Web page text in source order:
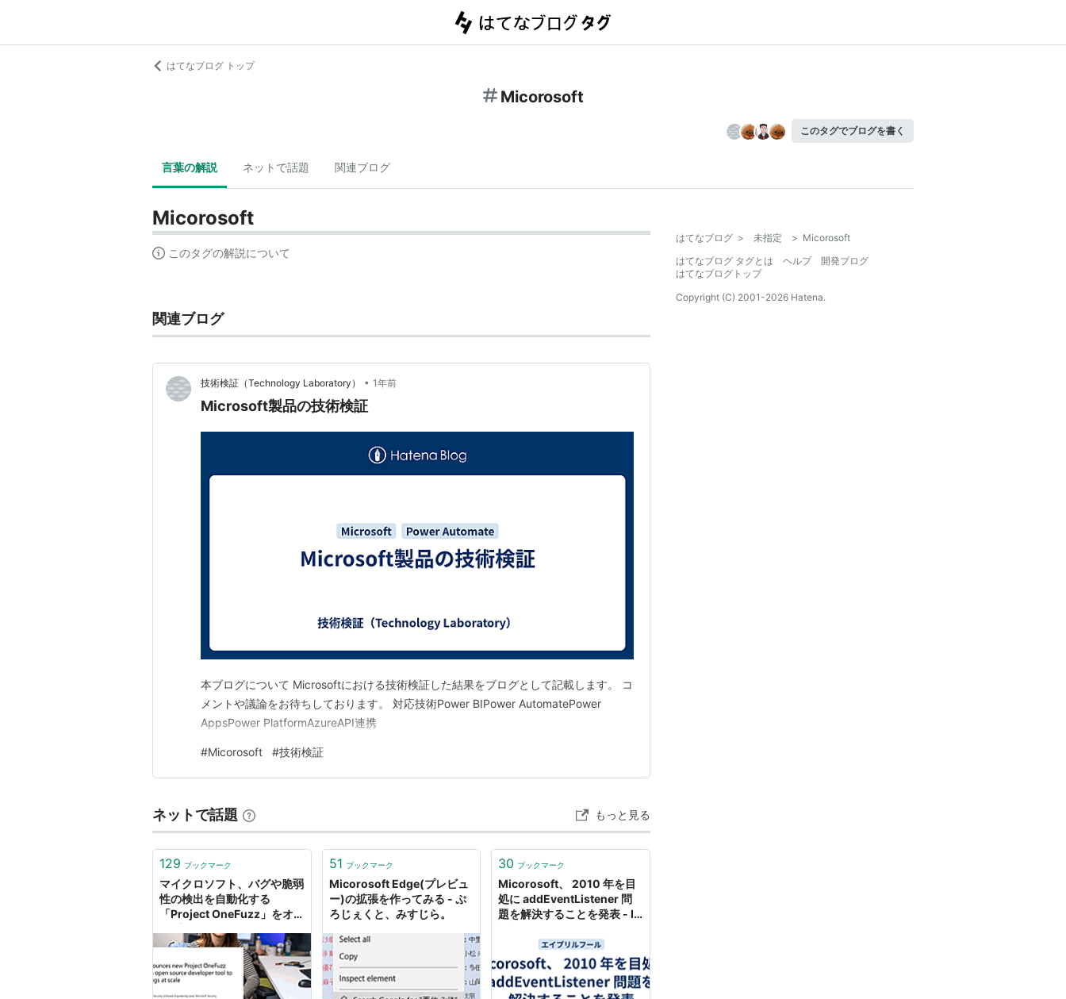
はてなブログ トップ
Micorosoft
このタグでブログを書く
言葉の解説 ネットで話題 関連ブログ
Micorosoft
このタグの解説について
関連ブログ
技術検証（Technology Laboratory） • 1年前
Microsoft製品の技術検証
本ブログについて Microsoftにおける技術検証した結果をブログとして記載します。 コ
メントや議論をお待ちしております。 対応技術Power BIPower AutomatePower
AppsPower PlatformAzureAPI連携
#Micorosoft #技術検証
ネットで話題 もっと見る
129 ブックマーク
マイクロソフト、バグや脆弱
性の検出を自動化する
「Project OneFuzz」をオ
社内でWindowsや
Micorosoft Edgeのデバッ
グに利用中
51 ブックマーク
Micorosoft Edge(プレビュ
ー)の拡張を作ってみる - ぷ
ろじぇくと、みすじら。
30 ブックマーク
Micorosoft、 2010 年を目
処に addEventListener 問
題を解決することを発表 - IT
はてなブログ > 未指定 > Micorosoft
はてなブログ タグとは
ヘルプ
開発ブログ
はてなブログトップ
Copyright (C) 2001-2026 Hatena.